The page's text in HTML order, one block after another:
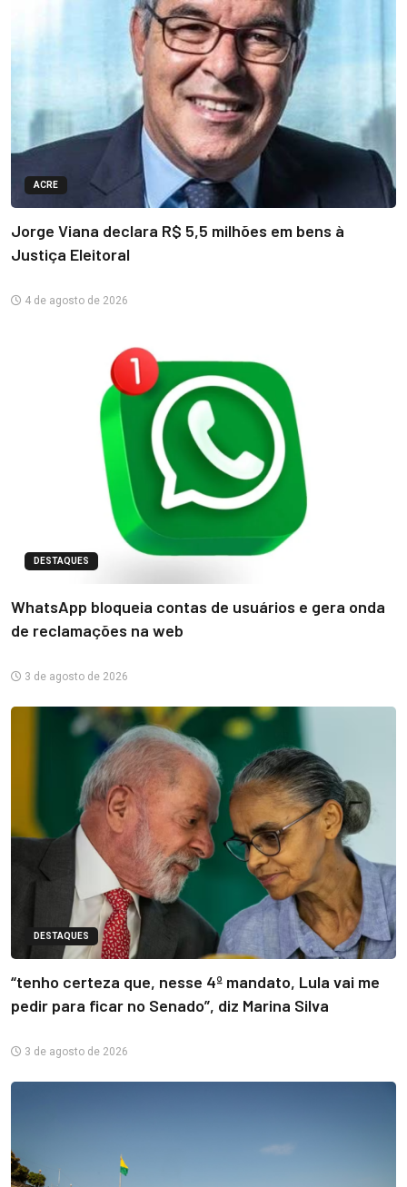
ACRE
Jorge Viana declara R$ 5,5 milhões em bens à
Justiça Eleitoral
4 de agosto de 2026
DESTAQUES
WhatsApp bloqueia contas de usuários e gera onda
de reclamações na web
3 de agosto de 2026
DESTAQUES
“tenho certeza que, nesse 4º mandato, Lula vai me
pedir para ficar no Senado”, diz Marina Silva
3 de agosto de 2026